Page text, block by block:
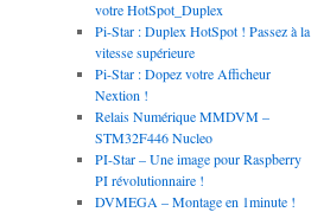
votre HotSpot_Duplex
Pi-Star : Duplex HotSpot ! Passez à la
vitesse supérieure
Pi-Star : Dopez votre Afficheur
Nextion !
Relais Numérique MMDVM –
STM32F446 Nucleo
PI-Star – Une image pour Raspberry
PI révolutionnaire !
DVMEGA – Montage en 1minute !